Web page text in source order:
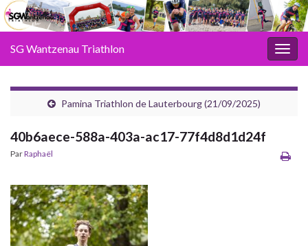
SG Wantzenau Triathlon
Pamina Triathlon de Lauterbourg (21/09/2025)
40b6aece-588a-403a-ac17-77f4d8d1d24f
ParRaphaël